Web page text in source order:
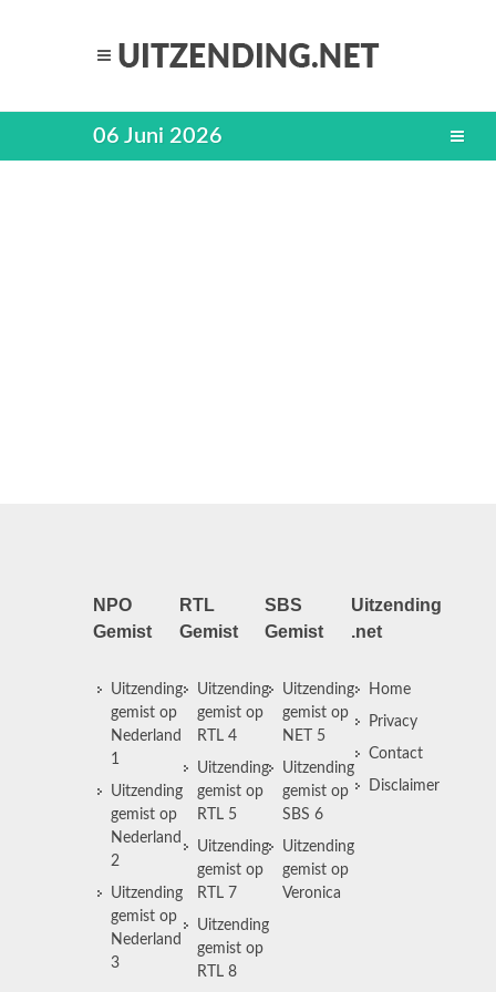
06 Juni 2026
NPO
Gemist
Uitzending
gemist op
Nederland
1
Uitzending
gemist op
Nederland
2
Uitzending
gemist op
Nederland
3
RTL
Gemist
Uitzending
gemist op
RTL 4
Uitzending
gemist op
RTL 5
Uitzending
gemist op
RTL 7
Uitzending
gemist op
RTL 8
SBS
Gemist
Uitzending
gemist op
NET 5
Uitzending
gemist op
SBS 6
Uitzending
gemist op
Veronica
Uitzending
.net
Home
Privacy
Contact
Disclaimer